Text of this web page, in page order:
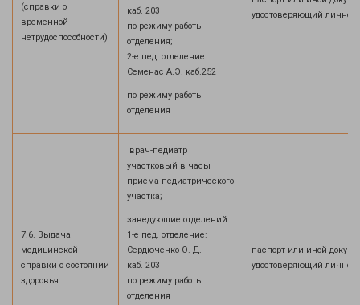
(справки о
временной
нетрудоспособности)
каб. 203
по режиму работы
отделения;
2-е пед. отделение:
Семенас А.Э. каб.252
по режиму работы
отделения
удостоверяющий
7.6. Выдача
медицинской
справки о состоянии
здоровья
врач-педиатр
участковый в часы
приема педиатрического
участка;
заведующие отделений:
1-е пед. отделение:
Сердюченко О. Д.
каб. 203
по режиму работы
отделения
паспорт или иной
удостоверяющий